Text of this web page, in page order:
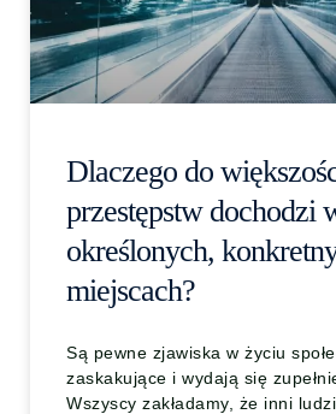
Dlaczego do
przestępstw dochodzi
określonych,
miejscach?
Są pewne zjawiska w życiu
zaskakujące i wydają się
Wszyscy zakładamy, że inni